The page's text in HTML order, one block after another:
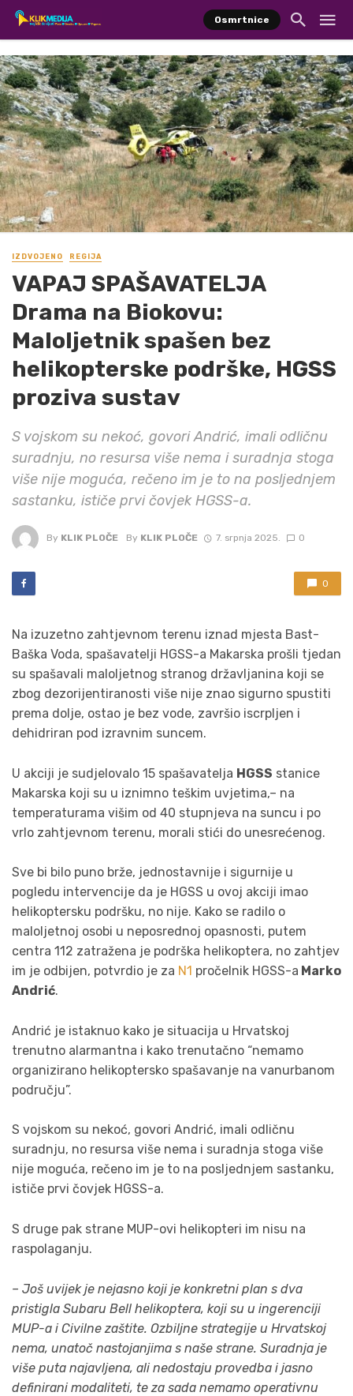
Osmrtnice
IZDVOJENO REGIJA
VAPAJ SPAŠAVATELJA
Drama na Biokovu:
Maloljetnik spašen bez
helikopterske podrške, HGSS
proziva sustav
S vojskom su nekoć, govori Andrić, imali odličnu
suradnju, no resursa više nema i suradnja stoga
više nije moguća, rečeno im je to na posljednjem
sastanku, ističe prvi čovjek HGSS-a.
By KLIK PLOČE By KLIK PLOČE 7. srpnja 2025. 0
0
Na izuzetno zahtjevnom terenu iznad mjesta Bast-
Baška Voda, spašavatelji HGSS-a Makarska prošli tjedan
su spašavali maloljetnog stranog državljanina koji se
zbog dezorijentiranosti više nije znao sigurno spustiti
prema dolje, ostao je bez vode, završio iscrpljen i
dehidriran pod izravnim suncem.
U akciji je sudjelovalo 15 spašavatelja HGSS stanice
Makarska koji su u iznimno teškim uvjetima,– na
temperaturama višim od 40 stupnjeva na suncu i po
vrlo zahtjevnom terenu, morali stići do unesrećenog.
Sve bi bilo puno brže, jednostavnije i sigurnije u
pogledu intervencije da je HGSS u ovoj akciji imao
helikoptersku podršku, no nije. Kako se radilo o
maloljetnoj osobi u neposrednoj opasnosti, putem
centra 112 zatražena je podrška helikoptera, no zahtjev
im je odbijen, potvrdio je za N1 pročelnik HGSS-a Marko
Andrić.
Andrić je istaknuo kako je situacija u Hrvatskoj
trenutno alarmantna i kako trenutačno “nemamo
organizirano helikoptersko spašavanje na vanurbanom
području”.
S vojskom su nekoć, govori Andrić, imali odličnu
suradnju, no resursa više nema i suradnja stoga više
nije moguća, rečeno im je to na posljednjem sastanku,
ističe prvi čovjek HGSS-a.
S druge pak strane MUP-ovi helikopteri im nisu na
raspolaganju.
– Još uvijek je nejasno koji je konkretni plan s dva
pristigla Subaru Bell helikoptera, koji su u ingerenciji
MUP-a i Civilne zaštite. Ozbiljne strategije u Hrvatskoj
nema, unatoč nastojanjima s naše strane. Suradnja je
više puta najavljena, ali nedostaju provedba i jasno
definirani modaliteti, te za sada nemamo operativnu